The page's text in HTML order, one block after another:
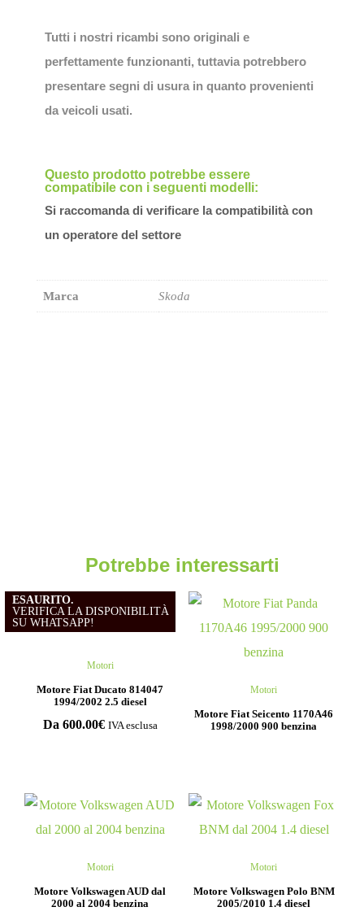
Tutti i nostri ricambi sono originali e
perfettamente funzionanti, tuttavia potrebbero
presentare segni di usura in quanto provenienti
da veicoli usati.
Questo prodotto potrebbe essere
compatibile con i seguenti modelli:
Si raccomanda di verificare la compatibilità con
un operatore del settore
Marca Skoda
Potrebbe interessarti
Motori
ESAURITO.
VERIFICA LA DISPONIBILITÀ
SU WHATSAPP!
Motore Fiat Ducato 814047
1994/2002 2.5 diesel
Da 600.00€ IVA esclusa
Motori
Motore Fiat Seicento 1170A46
1998/2000 900 benzina
Motori
Motore Volkswagen AUD dal
2000 al 2004 benzina
Motori
Motore Volkswagen Polo BNM
2005/2010 1.4 diesel